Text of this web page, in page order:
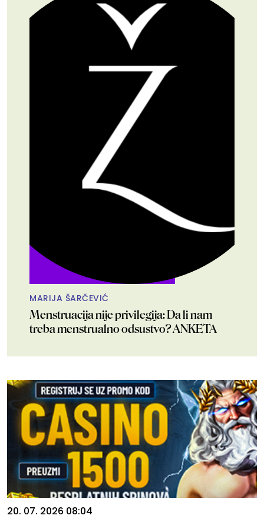
MARIJA ŠARČEVIĆ
Menstruacija nije privilegija: Da li nam
treba menstrualno odsustvo? ANKETA
20. 07. 2026 08:04